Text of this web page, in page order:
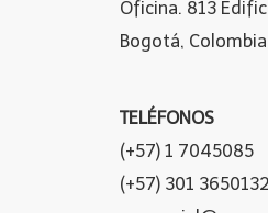
Oficina. 813
Bogotá, Colombia
TELÉFONOS
(+57) 1 7045085
(+57) 301 3650132